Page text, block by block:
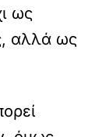
ως
αλλά ως